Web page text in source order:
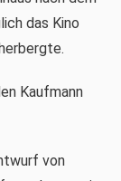
das Kino
Kaufmann
von